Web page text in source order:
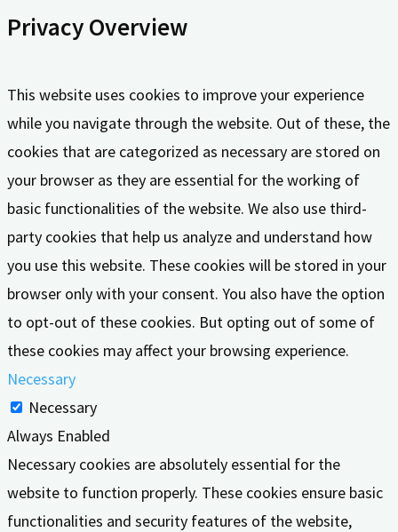
Privacy Overview
This website uses cookies to improve your experience
while you navigate through the website. Out of these, the
cookies that are categorized as necessary are stored on
your browser as they are essential for the working of
basic functionalities of the website. We also use third-
party cookies that help us analyze and understand how
you use this website. These cookies will be stored in your
browser only with your consent. You also have the option
to opt-out of these cookies. But opting out of some of
these cookies may affect your browsing experience.
Necessary
Necessary
Always Enabled
Necessary cookies are absolutely essential for the
website to function properly. These cookies ensure basic
functionalities and security features of the website,